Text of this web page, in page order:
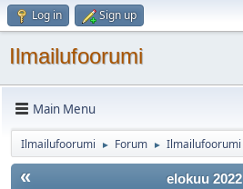
Log in Sign up
Ilmailufoorumi
Main Menu
Ilmailufoorumi ► Forum ► Ilmailufoorumi
« elokuu 2022